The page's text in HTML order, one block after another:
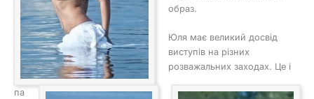
образ.
Юля має великий досвід
виступів на різних
розважальних заходах. Це і
па